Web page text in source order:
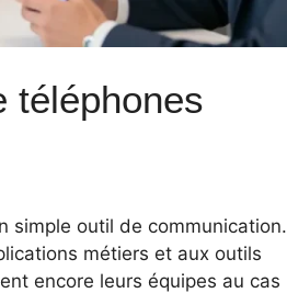
téléphones
simple outil de communication.
métiers et aux outils
encore leurs équipes au cas